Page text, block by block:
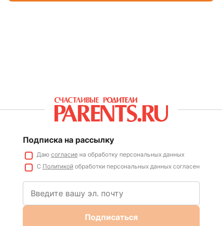
Подписка на рассылку
Даю согласиена обработку персональных данных
С Политикойобработки персональных данных согласен
Подписаться